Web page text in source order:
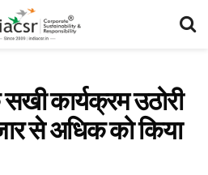
कार्यक्रम उठोरी
से अधिक को किया